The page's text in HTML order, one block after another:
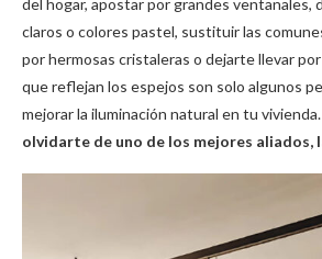
del hogar, apostar por grandes ventanales,
claros o colores pastel, sustituir las
por hermosas cristaleras o dejarte llevar
que reflejan los espejos son solo algunos
mejorar la iluminación natural en tu vivienda.
olvidarte de uno de los mejores aliados,